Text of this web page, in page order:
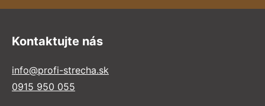
Kontaktujte nás
info@profi-strecha.sk
0915 950 055